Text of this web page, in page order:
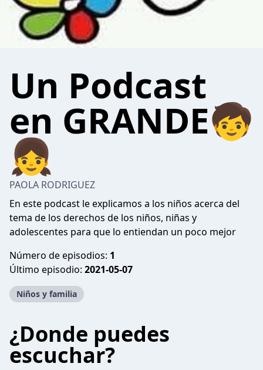
Un Podcast
en GRANDE🧒
👧
PAOLA RODRIGUEZ
En este podcast le explicamos a los niños acerca del
tema de los derechos de los niños, niñas y
adolescentes para que lo entiendan un poco mejor
Número de episodios: 1
Último episodio: 2021-05-07
Niños y familia
¿Donde puedes
escuchar?